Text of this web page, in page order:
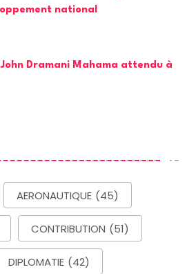
national
Dramani Mahama attendu à
AERONAUTIQUE (45)
CONTRIBUTION (51)
DIPLOMATIE (42)